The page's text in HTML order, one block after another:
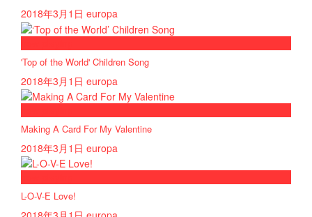
2018年3月1日 europa
'Top of the World' Children Song
2018年3月1日 europa
Making A Card For My Valentine
2018年3月1日 europa
L-O-V-E Love!